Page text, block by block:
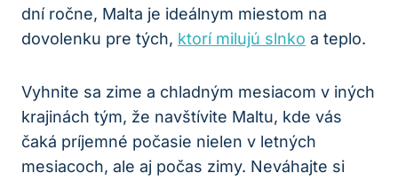
dní ročne, Malta je ideálnym miestom na
dovolenku pre tých, ktorí milujú slnko a teplo.
Vyhnite sa zime a chladným mesiacom v iných
krajinách tým, že navštívite Maltu, kde vás
čaká príjemné počasie nielen v letných
mesiacoch, ale aj počas zimy. Neváhajte si